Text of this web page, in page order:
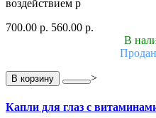
воздействием р
700.00 р. 560.00 р.
В
В корзину >
Капли для глаз с